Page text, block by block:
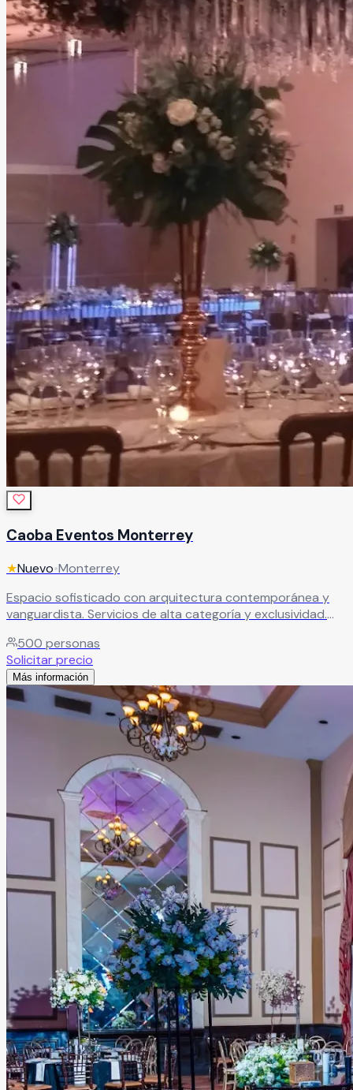
Caoba Eventos Monterrey
★Nuevo•Monterrey
Espacio sofisticado con arquitectura contemporánea y
vanguardista. Servicios de alta categoría y exclusividad.
Leer más
500 personas
Solicitar precio
Más información